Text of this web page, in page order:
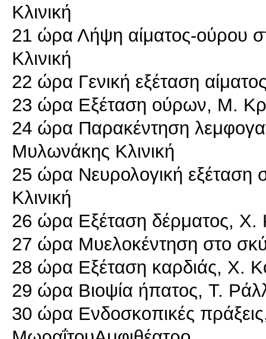
Κλινική
21 ώρα Λήψη αίματος-ούρου
Κλινική
22 ώρα Γενική εξέταση
23 ώρα Εξέταση ούρων, Μ.
24 ώρα Παρακέντηση
Μυλωνάκης Κλινική
25 ώρα Νευρολογική
Κλινική
26 ώρα Εξέταση δέρματος, Χ.
27 ώρα Μυελοκέντηση στο
28 ώρα Εξέταση καρδιάς, Χ.
29 ώρα Βιοψία ήπατος, T.
30 ώρα Ενδοσκοπικές